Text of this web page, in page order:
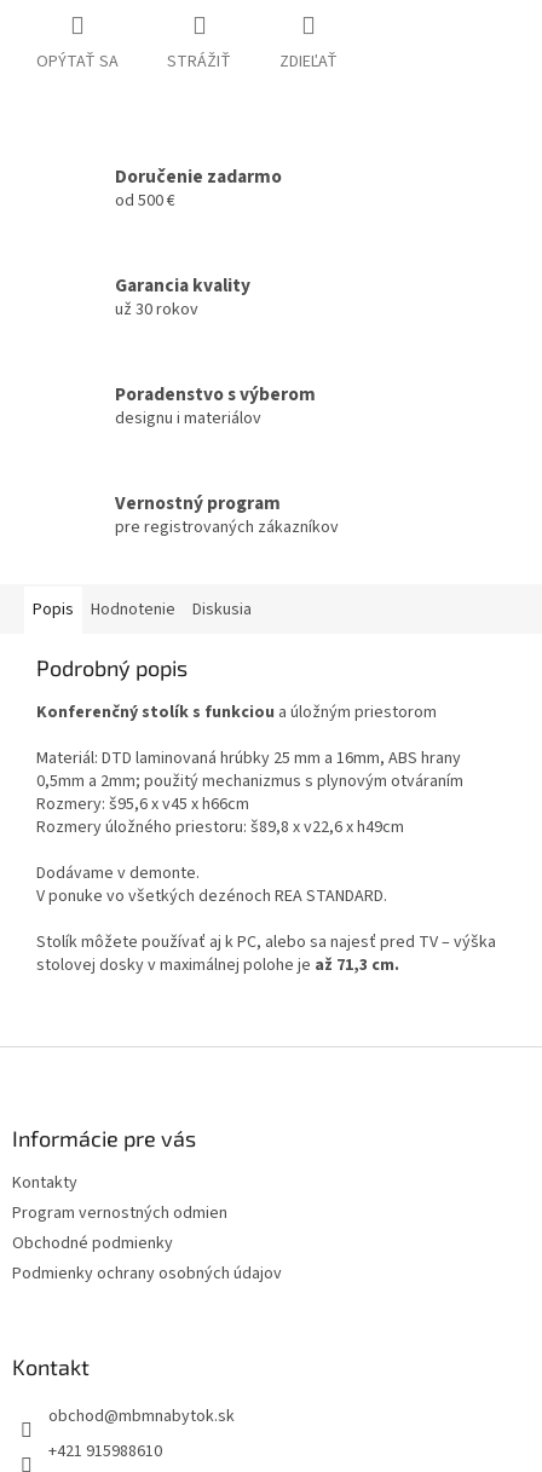
OPÝTAŤ SA STRÁŽIŤ ZDIEĽAŤ
Doručenie zadarmo
od 500 €
Garancia kvality
už 30 rokov
Poradenstvo s výberom
designu i materiálov
Vernostný program
pre registrovaných zákazníkov
Popis Hodnotenie Diskusia
Podrobný popis
Konferenčný stolík s funkciou a úložným priestorom
Materiál: DTD laminovaná hrúbky 25 mm a 16mm, ABS hrany
0,5mm a 2mm; použitý mechanizmus s plynovým otváraním
Rozmery: š95,6 x v45 x h66cm
Rozmery úložného priestoru: š89,8 x v22,6 x h49cm
Dodávame v demonte.
V ponuke vo všetkých dezénoch REA STANDARD.
Stolík môžete používať aj k PC, alebo sa najesť pred TV – výška
stolovej dosky v maximálnej polohe je až 71,3 cm.
Informácie pre vás
Kontakty
Program vernostných odmien
Obchodné podmienky
Podmienky ochrany osobných údajov
Kontakt
obchod@mbmnabytok.sk
+421 915988610